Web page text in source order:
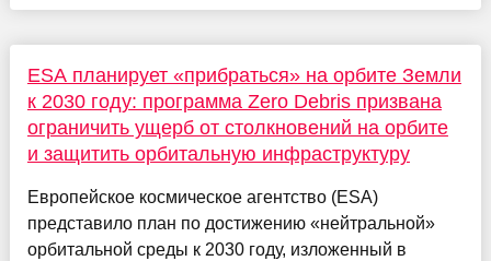
ESA планирует «прибраться» на орбите Земли
к 2030 году: программа Zero Debris призвана
ограничить ущерб от столкновений на орбите
и защитить орбитальную инфраструктуру
Европейское космическое агентство (ESA)
представило план по достижению «нейтральной»
орбитальной среды к 2030 году, изложенный в